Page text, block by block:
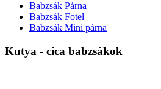
Babzsák Párna
Babzsák Fotel
Babzsák Mini párna
Kutya - cica babzsákok